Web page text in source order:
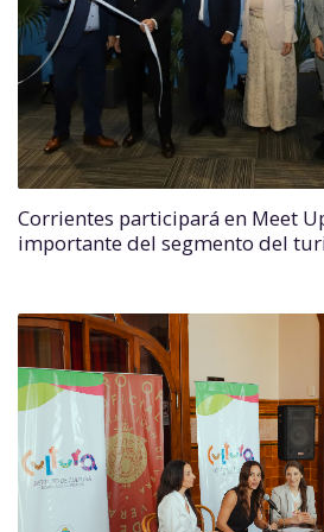
Corrientes participará en Meet
importante del segmento del